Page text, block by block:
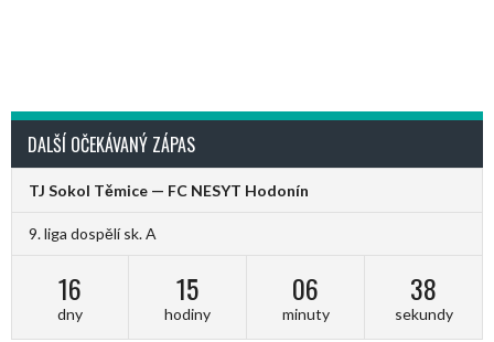
DALŠÍ OČEKÁVANÝ ZÁPAS
TJ Sokol Těmice — FC NESYT Hodonín
9. liga dospělí sk. A
16
dny
15
hodiny
06
minuty
37
sekundy